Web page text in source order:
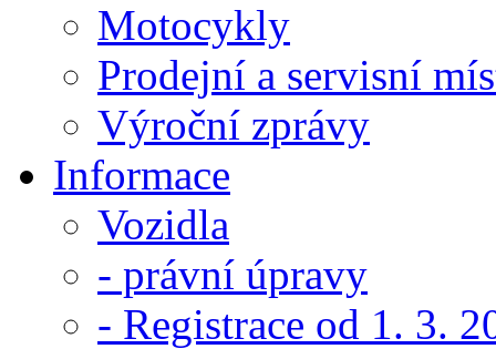
Motocykly
Prodejní a servisní
Výroční zprávy
Informace
Vozidla
- právní úpravy
- Registrace od 1. 3.